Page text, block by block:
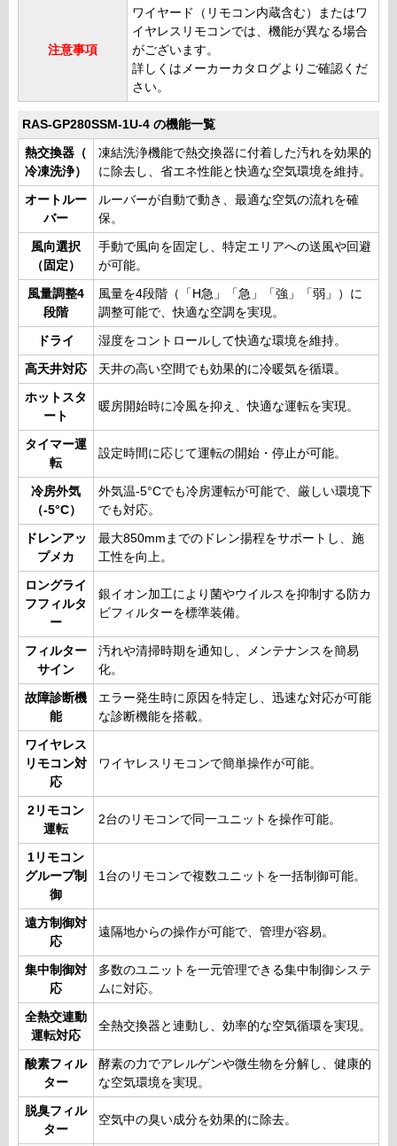
注意事項
ワイヤード（リモコン内蔵含む）またはワ
イヤレスリモコンでは、機能が異なる場合
がございます。
詳しくはメーカーカタログよりご確認くだ
さい。
RAS-GP280SSM-1U-4 の機能一覧
熱交換器（
冷凍洗浄）
凍結洗浄機能で熱交換器に付着した汚れを効果的
に除去し、省エネ性能と快適な空気環境を維持。
オートルー
バー
ルーバーが自動で動き、最適な空気の流れを確
保。
風向選択
（固定）
手動で風向を固定し、特定エリアへの送風や回避
が可能。
風量調整4
段階
風量を4段階（「H急」「急」「強」「弱」）に
調整可能で、快適な空調を実現。
ドライ 湿度をコントロールして快適な環境を維持。
高天井対応 天井の高い空間でも効果的に冷暖気を循環。
ホットスタ
ート
暖房開始時に冷風を抑え、快適な運転を実現。
タイマー運
転
設定時間に応じて運転の開始・停止が可能。
冷房外気
（-5°C）
外気温-5°Cでも冷房運転が可能で、厳しい環境下
でも対応。
ドレンアッ
プメカ
最大850mmまでのドレン揚程をサポートし、施
工性を向上。
ロングライ
フフィルタ
ー
銀イオン加工により菌やウイルスを抑制する防カ
ビフィルターを標準装備。
フィルター
サイン
汚れや清掃時期を通知し、メンテナンスを簡易
化。
故障診断機
能
エラー発生時に原因を特定し、迅速な対応が可能
な診断機能を搭載。
ワイヤレス
リモコン対
応
ワイヤレスリモコンで簡単操作が可能。
2リモコン
運転
2台のリモコンで同一ユニットを操作可能。
1リモコン
グループ制
御
1台のリモコンで複数ユニットを一括制御可能。
遠方制御対
応
遠隔地からの操作が可能で、管理が容易。
集中制御対
応
多数のユニットを一元管理できる集中制御システ
ムに対応。
全熱交連動
運転対応
全熱交換器と連動し、効率的な空気循環を実現。
酸素フィル
ター
酵素の力でアレルゲンや微生物を分解し、健康的
な空気環境を実現。
脱臭フィル
ター
空気中の臭い成分を効果的に除去。